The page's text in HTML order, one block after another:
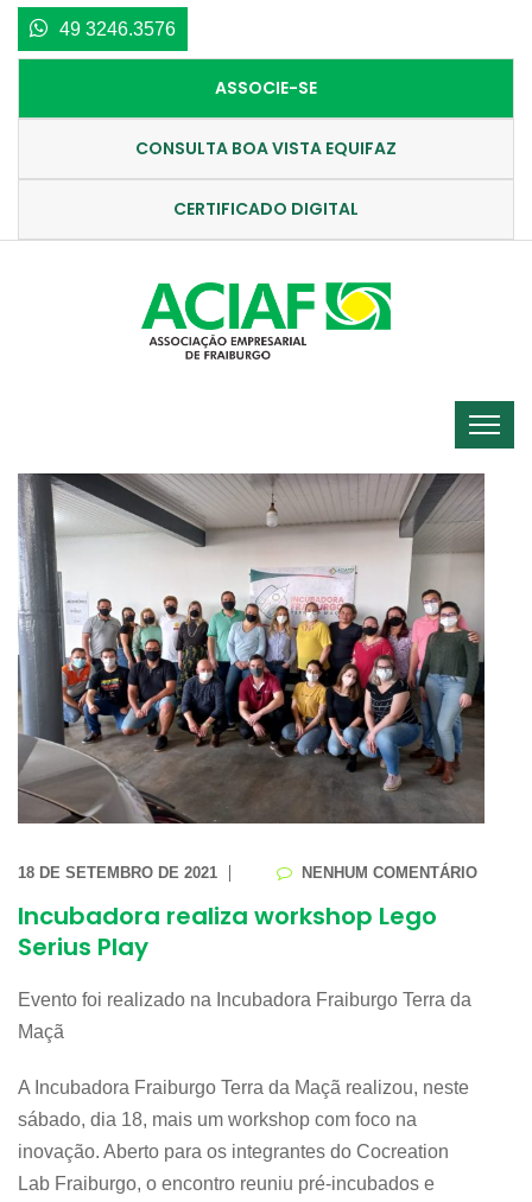
49 3246.3576
ASSOCIE-SE
CONSULTA BOA VISTA EQUIFAZ
CERTIFICADO DIGITAL
18 DE SETEMBRO DE 2021 NENHUM COMENTÁRIO
Incubadora realiza workshop Lego
Serius Play
Evento foi realizado na Incubadora Fraiburgo Terra da
Maçã
A Incubadora Fraiburgo Terra da Maçã realizou, neste
sábado, dia 18, mais um workshop com foco na
inovação. Aberto para os integrantes do Cocreation
Lab Fraiburgo, o encontro reuniu pré-incubados e